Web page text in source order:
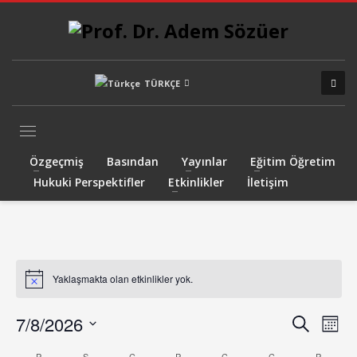
TÜRKÇE
Özgeçmiş Basından Yayınlar
Eğitim Öğretim
Hukuki Perspektifler
Etkinlikler İletişim
Notice Yaklaşmakta olan etkinlikler yok.
Ara Ay
7/8/2026